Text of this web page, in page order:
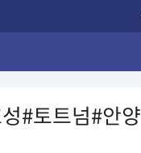
#토트넘#안양